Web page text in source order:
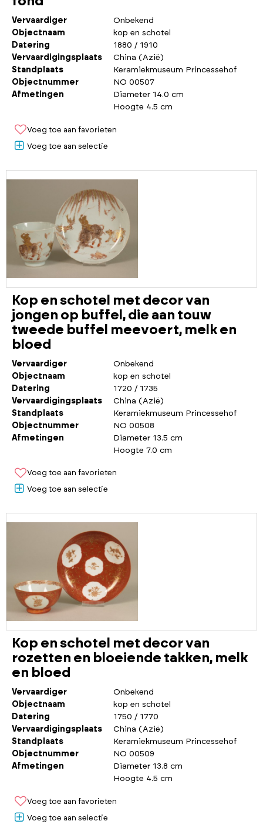
Vervaardiger
Onbekend
Objectnaam
kop en schotel
Datering
1880 / 1910
Vervaardigingsplaats
China (Azië)
Standplaats
Keramiekmuseum Princessehof
Objectnummer
NO 00507
Afmetingen
Diameter 14.0 cm
Hoogte 4.5 cm
Voeg toe aan favorieten
Voeg toe aan selectie
Kop en schotel met decor van
jongen op buffel, die aan touw
tweede buffel meevoert, melk en
bloed
Vervaardiger
Onbekend
Objectnaam
kop en schotel
Datering
1720 / 1735
Vervaardigingsplaats
China (Azië)
Standplaats
Keramiekmuseum Princessehof
Objectnummer
NO 00508
Afmetingen
Diameter 13.5 cm
Hoogte 7.0 cm
Voeg toe aan favorieten
Voeg toe aan selectie
Kop en schotel met decor van
rozetten en bloeiende takken, melk
en bloed
Vervaardiger
Onbekend
Objectnaam
kop en schotel
Datering
1750 / 1770
Vervaardigingsplaats
China (Azië)
Standplaats
Keramiekmuseum Princessehof
Objectnummer
NO 00509
Afmetingen
Diameter 13.8 cm
Hoogte 4.5 cm
Voeg toe aan favorieten
Voeg toe aan selectie